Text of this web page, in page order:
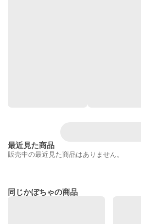
最近見た商品
販売中の最近見た商品はありません。
同じかぼちゃの商品